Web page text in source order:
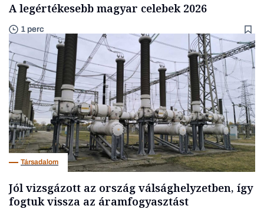
A legértékesebb magyar celebek 2026
1 perc
Társadalom
Jól vizsgázott az ország válsághelyzetben, így
fogtuk vissza az áramfogyasztást